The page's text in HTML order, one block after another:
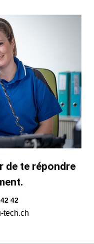
de te répondre
42
tech.ch